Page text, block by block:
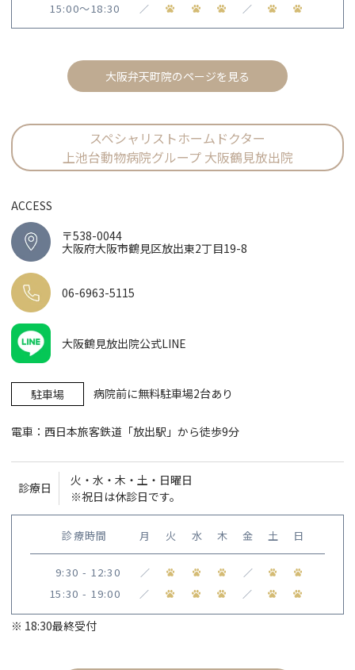
15:00〜18:30 ／ ／
大阪弁天町院のページを見る
スペシャリストホームドクター
上池台動物病院グループ 大阪鶴見放出院
ACCESS
〒538-0044
大阪府大阪市鶴見区放出東2丁目19-8
06-6963-5115
大阪鶴見放出院公式LINE
駐車場 病院前に無料駐車場2台あり
電車：西日本旅客鉄道「放出駅」から徒歩9分
診療日
火・水・木・土・日曜日
※祝日は休診日です。
診療時間 月 火 水 木 金 土 日
9:30 - 12:30 ／ ／
15:30 - 19:00 ／ ／
※ 18:30最終受付